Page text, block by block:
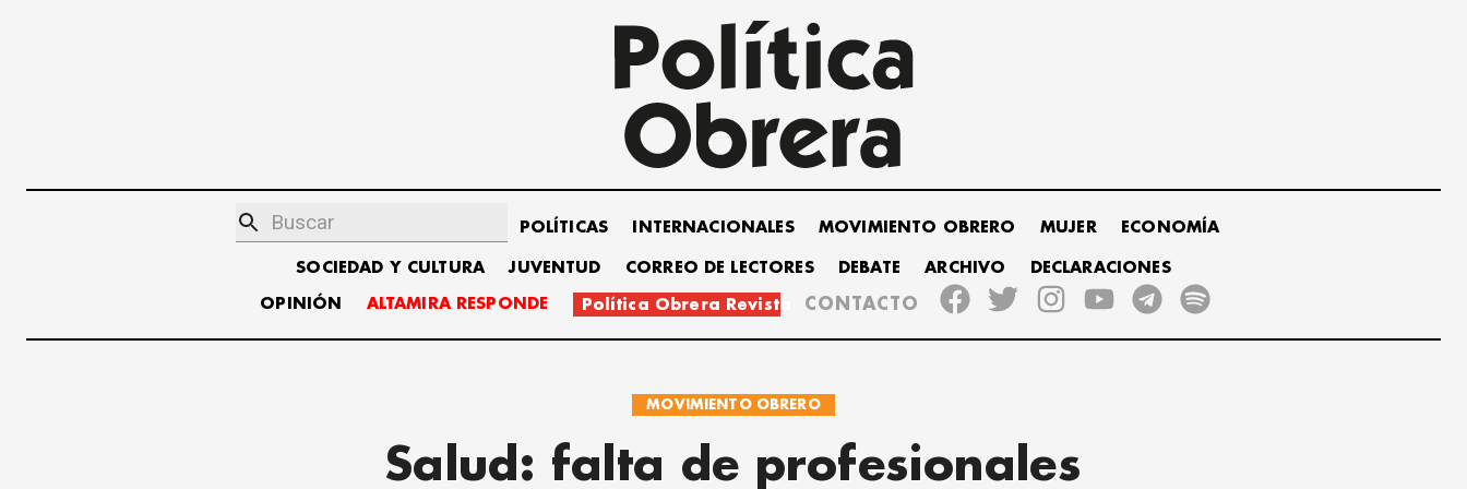
POLÍTICAS INTERNACIONALES MOVIMIENTO OBRERO MUJER ECONOMÍA
SOCIEDAD Y CULTURA JUVENTUD CORREO DE LECTORES DEBATE ARCHIVO DECLARACIONES
OPINIÓN ALTAMIRA RESPONDE Política Obrera Revista CONTACTO
MOVIMIENTO OBRERO
Salud: falta de profesionales